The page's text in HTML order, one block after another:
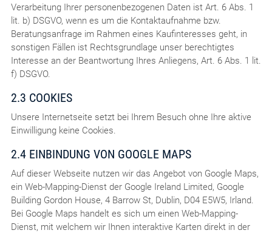
Verarbeitung Ihrer personenbezogenen Daten ist Art. 6 Abs. 1
lit. b) DSGVO, wenn es um die Kontaktaufnahme bzw.
Beratungsanfrage im Rahmen eines Kaufinteresses geht, in
sonstigen Fällen ist Rechtsgrundlage unser berechtigtes
Interesse an der Beantwortung Ihres Anliegens, Art. 6 Abs. 1 lit.
f) DSGVO.
2.3 COOKIES
Unsere Internetseite setzt bei Ihrem Besuch ohne Ihre aktive
Einwilligung keine Cookies.
2.4 EINBINDUNG VON GOOGLE MAPS
Auf dieser Webseite nutzen wir das Angebot von Google Maps,
ein Web-Mapping-Dienst der Google Ireland Limited, Google
Building Gordon House, 4 Barrow St, Dublin, D04 E5W5, Irland.
Bei Google Maps handelt es sich um einen Web-Mapping-
Dienst, mit welchem wir Ihnen interaktive Karten direkt in der